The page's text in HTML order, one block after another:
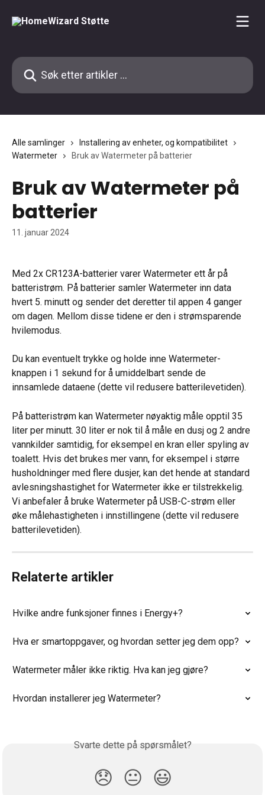
Søk etter artikler ...
Alle samlinger
Installering av enheter, og kompatibilitet
Watermeter
Bruk av Watermeter på batterier
Bruk av Watermeter på
batterier
11. januar 2024
Med 2x CR123A-batterier varer Watermeter ett år på
batteristrøm. På batterier samler Watermeter inn data
hvert 5. minutt og sender det deretter til appen 4 ganger
om dagen. Mellom disse tidene er den i strømsparende
hvilemodus.
Du kan eventuelt trykke og holde inne Watermeter-
knappen i 1 sekund for å umiddelbart sende de
innsamlede dataene (dette vil redusere batterilevetiden).
På batteristrøm kan Watermeter nøyaktig måle opptil 35
liter per minutt. 30 liter er nok til å måle en dusj og 2 andre
vannkilder samtidig, for eksempel en kran eller spyling av
toalett. Hvis det brukes mer vann, for eksempel i større
husholdninger med flere dusjer, kan det hende at standard
avlesningshastighet for Watermeter ikke er tilstrekkelig.
Vi anbefaler å bruke Watermeter på USB-C-strøm eller
øke målehastigheten i innstillingene (dette vil redusere
batterilevetiden).
Relaterte artikler
Hvilke andre funksjoner finnes i Energy+?
Hva er smartoppgaver, og hvordan setter jeg dem opp?
Watermeter måler ikke riktig. Hva kan jeg gjøre?
Hvordan installerer jeg Watermeter?
Svarte dette på spørsmålet?
😞 😐 😃